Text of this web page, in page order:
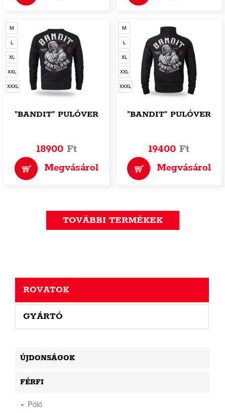
M
L
XL
XXL
XXXL
"BANDIT" PULÓVER
18900 Ft
Megvásárol
M
L
XL
XXL
XXXL
"BANDIT" PULÓVER
19400 Ft
Megvásárol
TOVÁBBI TERMÉKEK
ROVATOK
GYÁRTÓ
ÚJDONSÁGOK
FÉRFI
Póló